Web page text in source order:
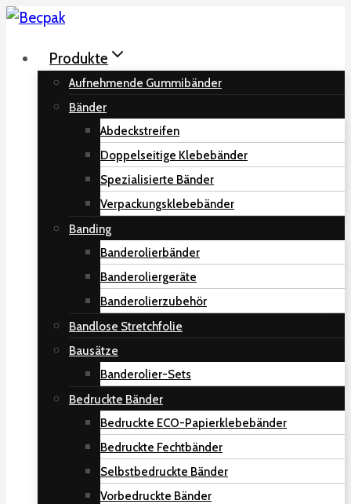
Zum
springenProdukte
Aufnehmende Gummibänder
Bänder
Abdeckstreifen
Doppelseitige Klebebänder
Spezialisierte Bänder
Verpackungsklebebänder
Banding
Banderolierbänder
Banderoliergeräte
Banderolierzubehör
Bandlose Stretchfolie
Bausätze
Banderolier-Sets
Bedruckte Bänder
Bedruckte ECO-Papierklebebänder
Bedruckte Fechtbänder
Selbstbedruckte Bänder
Vorbedruckte Bänder